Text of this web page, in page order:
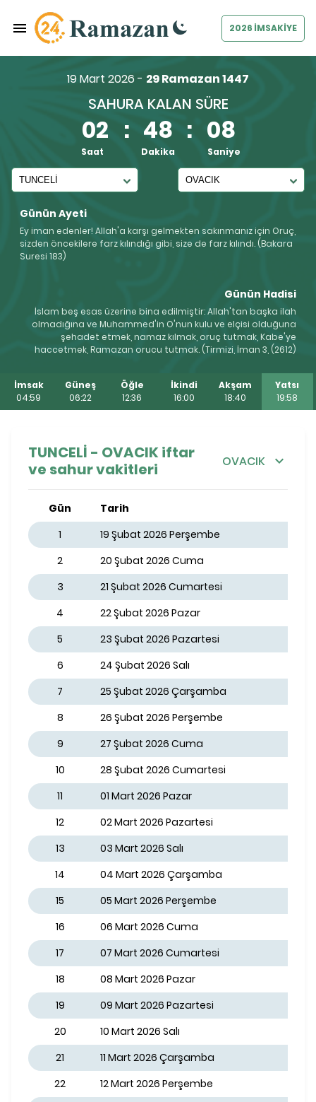
2026 İMSAKİYE
Günün Ayeti
Ey iman edenler! Allah'a karşı gelmekten sakınmanız için Oruç,
sizden öncekilere farz kılındığı gibi, size de farz kılındı. (Bakara
Suresi 183)
19 Mart 2026 - 29 Ramazan 1447
SAHURA KALAN SÜRE
02 : 48 : 08
Saat Dakika Saniye
Günün Hadisi
İslam beş esas üzerine bina edilmiştir: Allah'tan başka ilah
olmadığına ve Muhammed'in O'nun kulu ve elçisi olduğuna
şehadet etmek, namaz kılmak, oruç tutmak, Kabe'ye
haccetmek, Ramazan orucu tutmak. (Tirmizi, İman 3, (2612)
İmsak
04:59
Güneş
06:22
Öğle
12:36
İkindi
16:00
Akşam
18:40
Yatsı
19:58
TUNCELİ - OVACIK iftar
ve sahur vakitleri
OVACIK
Gün Tarih
1
19 Şubat 2026 Perşembe
2
20 Şubat 2026 Cuma
3
21 Şubat 2026 Cumartesi
4
22 Şubat 2026 Pazar
5
23 Şubat 2026 Pazartesi
6
24 Şubat 2026 Salı
7
25 Şubat 2026 Çarşamba
8
26 Şubat 2026 Perşembe
9
27 Şubat 2026 Cuma
10
28 Şubat 2026 Cumartesi
11
01 Mart 2026 Pazar
12
02 Mart 2026 Pazartesi
13
03 Mart 2026 Salı
14
04 Mart 2026 Çarşamba
15
05 Mart 2026 Perşembe
16
06 Mart 2026 Cuma
17
07 Mart 2026 Cumartesi
18
08 Mart 2026 Pazar
19
09 Mart 2026 Pazartesi
20
10 Mart 2026 Salı
21
11 Mart 2026 Çarşamba
22
12 Mart 2026 Perşembe